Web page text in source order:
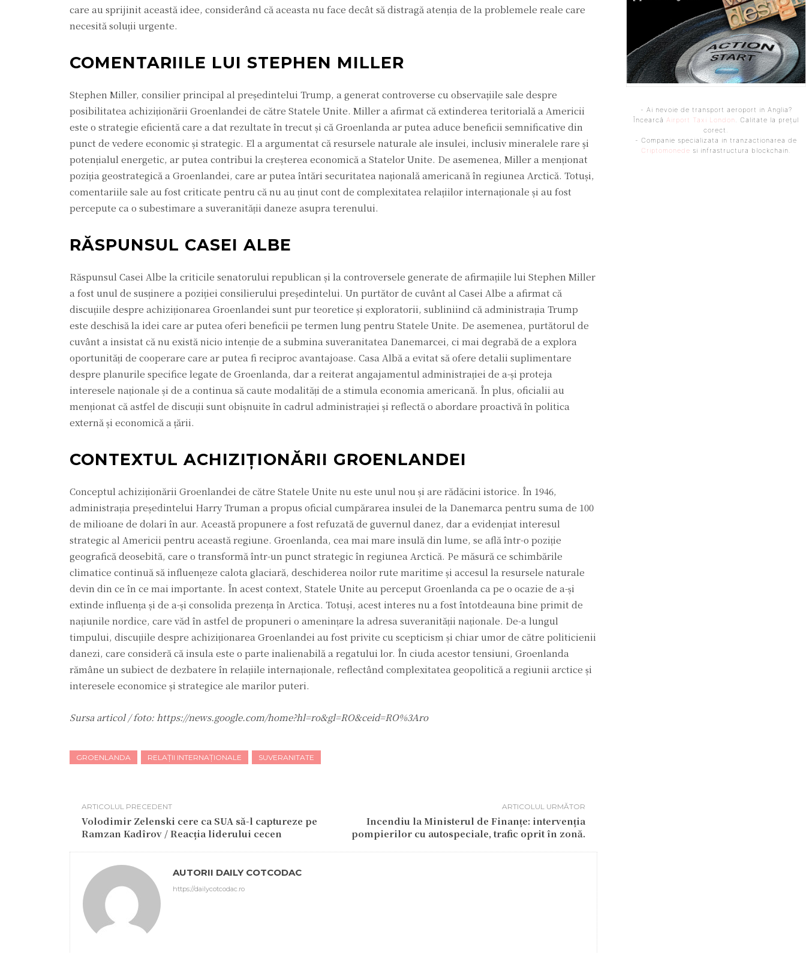
care au sprijinit această idee, considerând că aceasta nu face decât să distragă atenția de la problemele reale care
necesită soluții urgente.
COMENTARIILE LUI STEPHEN MILLER
Stephen Miller, consilier principal al președintelui Trump, a generat controverse cu observațiile sale despre
posibilitatea achiziționării Groenlandei de către Statele Unite. Miller a afirmat că extinderea teritorială a Americii
este o strategie eficientă care a dat rezultate în trecut și că Groenlanda ar putea aduce beneficii semnificative din
punct de vedere economic și strategic. El a argumentat că resursele naturale ale insulei, inclusiv mineralele rare și
potențialul energetic, ar putea contribui la creșterea economică a Statelor Unite. De asemenea, Miller a menționat
poziția geostrategică a Groenlandei, care ar putea întări securitatea națională americană în regiunea Arctică. Totuși,
comentariile sale au fost criticate pentru că nu au ținut cont de complexitatea relațiilor internaționale și au fost
percepute ca o subestimare a suveranității daneze asupra terenului.
RĂSPUNSUL CASEI ALBE
Răspunsul Casei Albe la criticile senatorului republican și la controversele generate de afirmațiile lui Stephen Miller
a fost unul de susținere a poziției consilierului președintelui. Un purtător de cuvânt al Casei Albe a afirmat că
discuțiile despre achiziționarea Groenlandei sunt pur teoretice și exploratorii, subliniind că administrația Trump
este deschisă la idei care ar putea oferi beneficii pe termen lung pentru Statele Unite. De asemenea, purtătorul de
cuvânt a insistat că nu există nicio intenție de a submina suveranitatea Danemarcei, ci mai degrabă de a explora
oportunități de cooperare care ar putea fi reciproc avantajoase. Casa Albă a evitat să ofere detalii suplimentare
despre planurile specifice legate de Groenlanda, dar a reiterat angajamentul administrației de a-și proteja
interesele naționale și de a continua să caute modalități de a stimula economia americană. În plus, oficialii au
menționat că astfel de discuții sunt obișnuite în cadrul administrației și reflectă o abordare proactivă în politica
externă și economică a țării.
CONTEXTUL ACHIZIȚIONĂRII GROENLANDEI
Conceptul achiziționării Groenlandei de către Statele Unite nu este unul nou și are rădăcini istorice. În 1946,
administrația președintelui Harry Truman a propus oficial cumpărarea insulei de la Danemarca pentru suma de 100
de milioane de dolari în aur. Această propunere a fost refuzată de guvernul danez, dar a evidențiat interesul
strategic al Americii pentru această regiune. Groenlanda, cea mai mare insulă din lume, se află într-o poziție
geografică deosebită, care o transformă într-un punct strategic în regiunea Arctică. Pe măsură ce schimbările
climatice continuă să influențeze calota glaciară, deschiderea noilor rute maritime și accesul la resursele naturale
devin din ce în ce mai importante. În acest context, Statele Unite au perceput Groenlanda ca pe o ocazie de a-și
extinde influența și de a-și consolida prezența în Arctica. Totuși, acest interes nu a fost întotdeauna bine primit de
națiunile nordice, care văd în astfel de propuneri o amenințare la adresa suveranității naționale. De-a lungul
timpului, discuțiile despre achiziționarea Groenlandei au fost privite cu scepticism și chiar umor de către politicienii
danezi, care consideră că insula este o parte inalienabilă a regatului lor. În ciuda acestor tensiuni, Groenlanda
rămâne un subiect de dezbatere în relațiile internaționale, reflectând complexitatea geopolitică a regiunii arctice și
interesele economice și strategice ale marilor puteri.
Sursa articol / foto: https://news.google.com/home?hl=ro&gl=RO&ceid=RO%3Aro
GROENLANDA RELAȚII INTERNAȚIONALE SUVERANITATE
ARTICOLUL PRECEDENT
Volodimir Zelenski cere ca SUA să-l captureze pe
Ramzan Kadîrov / Reacția liderului cecen
ARTICOLUL URMĂTOR
Incendiu la Ministerul de Finanțe: intervenția
pompierilor cu autospeciale, trafic oprit în zonă.
AUTORII DAILY COTCODAC
https://dailycotcodac.ro
- Ai nevoie de transport aeroport in Anglia?
Încearcă Airport Taxi London . Calitate la prețul
corect.
- Companie specializata in tranzactionarea de
Criptomonede si infrastructura blockchain.